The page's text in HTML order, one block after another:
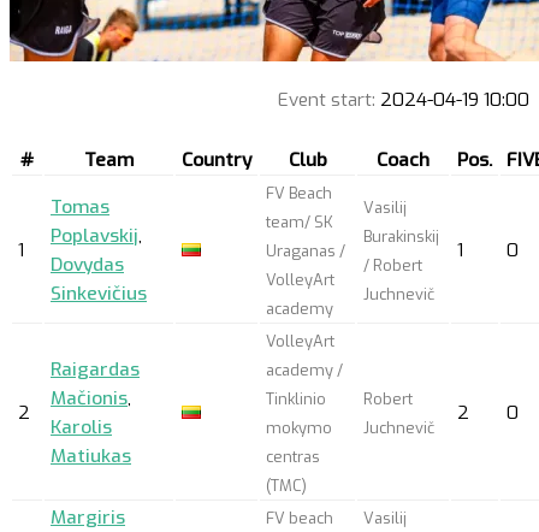
Event start: 2024-04-19 10:00
# Team Country Club Coach Pos.
1
Tomas
Poplavskij,
Dovydas
Sinkevičius
FV Beach
team/ SK
Uraganas /
VolleyArt
academy
Vasilij
Burakinskij
/ Robert
Juchnevič
1 0
2
Raigardas
Mačionis,
Karolis
Matiukas
VolleyArt
academy /
Tinklinio
mokymo
centras
(TMC)
Robert
Juchnevič
2 0
Margiris
FV beach
Vasilij